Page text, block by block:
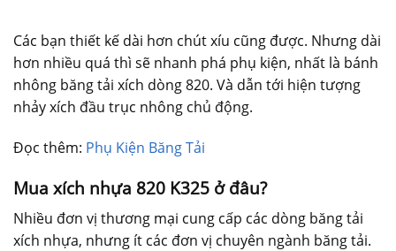
Các bạn thiết kế dài hơn chút xíu cũng được. Nhưng dài
hơn nhiều quá thì sẽ nhanh phá phụ kiện, nhất là bánh
nhông băng tải xích dòng 820. Và dẫn tới hiện tượng
nhảy xích đầu trục nhông chủ động.
Đọc thêm: Phụ Kiện Băng Tải
Mua xích nhựa 820 K325 ở đâu?
Nhiều đơn vị thương mại cung cấp các dòng băng tải
xích nhựa, nhưng ít các đơn vị chuyên ngành băng tải.